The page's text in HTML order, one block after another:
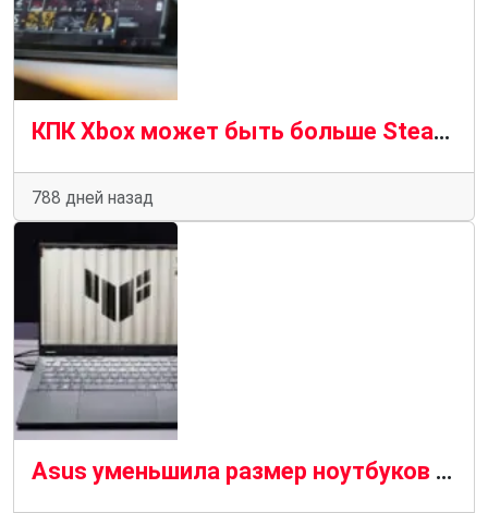
КПК Xbox может быть больше Steam Deck, чем PlayStation Portal
788 дней назад
Asus уменьшила размер ноутбуков TUF Gaming до 14-дюймовых модулей искусственного интеллекта